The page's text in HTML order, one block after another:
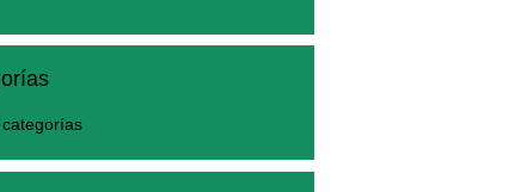
categorías